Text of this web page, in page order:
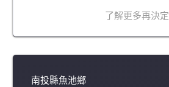
了解更多再決定
南投縣魚池鄉